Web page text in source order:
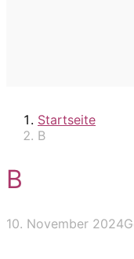
Startseite
B
B
10. November 2024